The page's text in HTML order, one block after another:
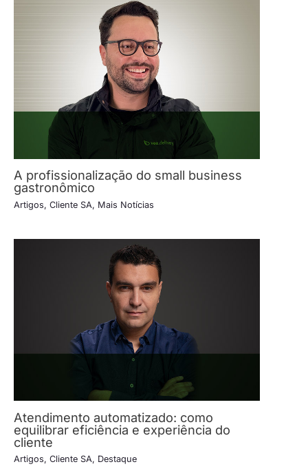
A profissionalização do small business
gastronômico
Artigos, Cliente SA, Mais Notícias
Atendimento automatizado: como
equilibrar eficiência e experiência do
cliente
Artigos, Cliente SA, Destaque